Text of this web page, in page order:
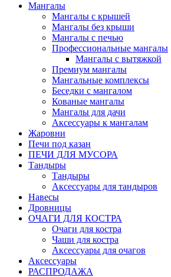
Мангалы
Мангалы с крышей
Мангалы без крыши
Мангалы с печью
Профессиональные мангалы
Мангалы с вытяжкой
Премиум мангалы
Мангальные комплексы
Беседки с мангалом
Кованые мангалы
Мангалы для дачи
Аксессуары к мангалам
Жаровни
Печи под казан
ПЕЧИ ДЛЯ МУСОРА
Тандыры
Тандыры
Аксессуары для тандыров
Навесы
Дровницы
ОЧАГИ ДЛЯ КОСТРА
Очаги для костра
Чаши для костра
Аксессуары для очагов
Аксессуары
РАСПРОДАЖА